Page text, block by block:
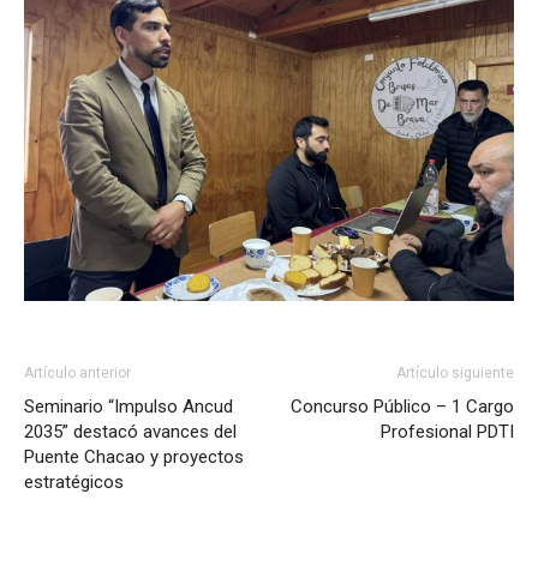
Artículo anterior
Seminario “Impulso Ancud
2035” destacó avances del
Puente Chacao y proyectos
estratégicos
Artículo siguiente
Concurso Público – 1 Cargo
Profesional PDTI